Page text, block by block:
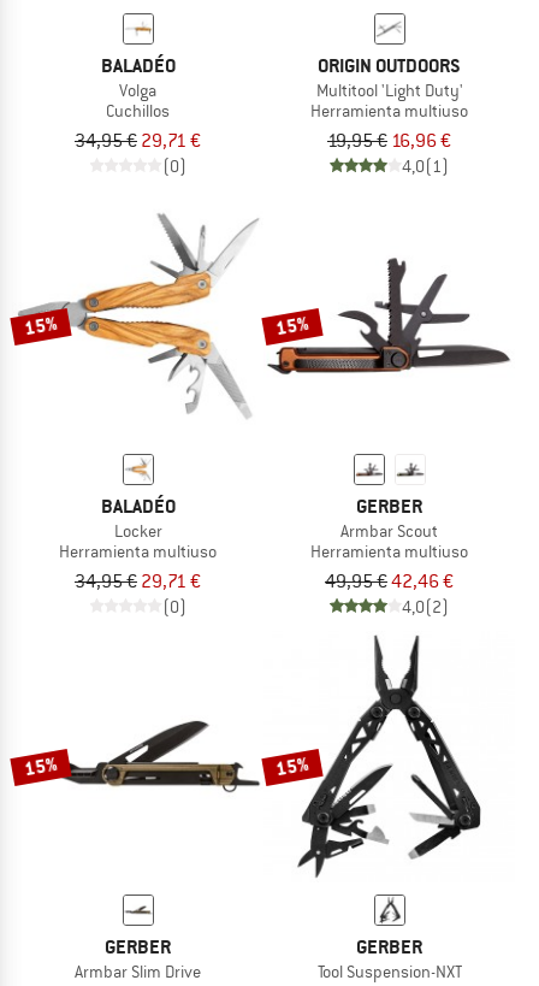
BALADÉO
Volga
Cuchillos
34,95 € 29,71 €
(0)
ORIGIN OUTDOORS
Multitool 'Light Duty'
Herramienta multiuso
19,95 € 16,96 €
4,0(1)
15%
BALADÉO
Locker
Herramienta multiuso
34,95 € 29,71 €
(0)
15%
GERBER
Armbar Scout
Herramienta multiuso
49,95 €42,46 €
4,0(2)
15%
GERBER
Armbar Slim Drive
15%
GERBER
Tool Suspension-NXT